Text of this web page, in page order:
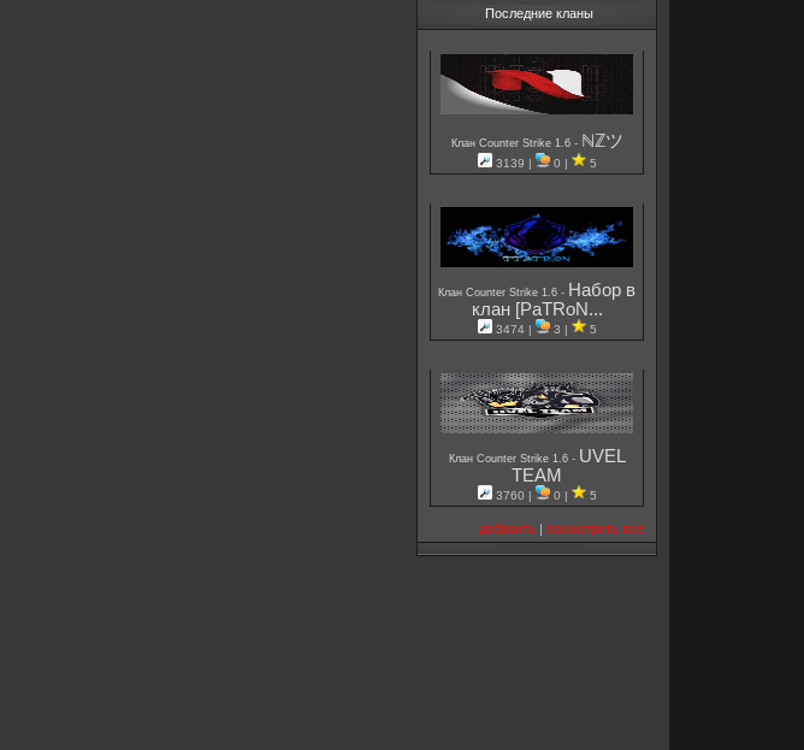
Последние кланы
Клан Counter Strike 1.6 - ℕℤツ
3139 | 0 | 5
Клан Counter Strike 1.6 - Набор в
клан [PaTRoN...
3474 | 3 | 5
Клан Counter Strike 1.6 - UVEL
TEAM
3760 | 0 | 5
добавить | посмотреть все